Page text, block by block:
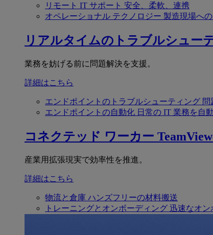
リモート IT サポート 安全、柔軟、連携
オペレーショナル テクノロジー 製造現場へ
リアルタイムのトラブルシュー
業務を妨げる前に問題解決を支援。
詳細はこちら
エンドポイントのトラブルシューティング 問
エンドポイントの自動化 日常の IT 業務を自
コネクテッド ワーカー
産業用拡張現実で効率性を推進。
詳細はこちら
物流と倉庫 ハンズフリーの材料搬送
トレーニングとオンボーディング 迅速なオン